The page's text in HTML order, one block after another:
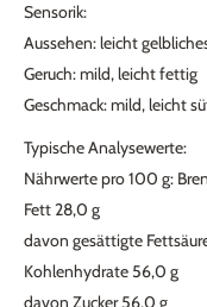
Sensorik:
Aussehen: leicht
Geruch: mild, leicht fettig
Geschmack: mild, leicht
Typische Analysewerte:
Nährwerte pro 100 g:
Fett 28,0 g
davon gesättigte
Kohlenhydrate 56,0 g
davon Zucker 56,0 g